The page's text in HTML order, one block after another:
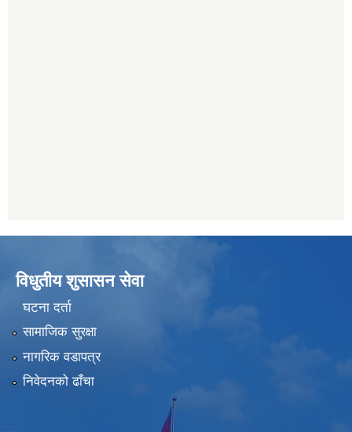
विधुतीय शुसासन सेवा
घटना दर्ता
सामाजिक सुरक्षा
नागरिक वडापत्र
निवेदनको ढाँचा